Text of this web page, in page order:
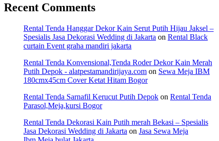
Recent Comments
Rental Tenda Hanggar Dekor Kain Serut Putih Hijau Jaksel –
Spesialis Jasa Dekorasi Wedding di Jakarta on Rental Black
curtain Event graha mandiri jakarta
Rental Tenda Konvensional,Tenda Roder Dekor Kain Merah
Putih Depok - alatpestamandirijaya.com on Sewa Meja IBM
180cmx45cm Cover Ketat Hitam Bogor
Rental Tenda Sarnafil Kerucut Putih Depok on Rental Tenda
Parasol,Meja,kursi Bogor
Rental Tenda Dekorasi Kain Putih merah Bekasi – Spesialis
Jasa Dekorasi Wedding di Jakarta on Jasa Sewa Meja